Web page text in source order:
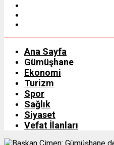
Ana Sayfa
Gümüşhane
Ekonomi
Turizm
Spor
Sağlık
Siyaset
Vefat İlanları